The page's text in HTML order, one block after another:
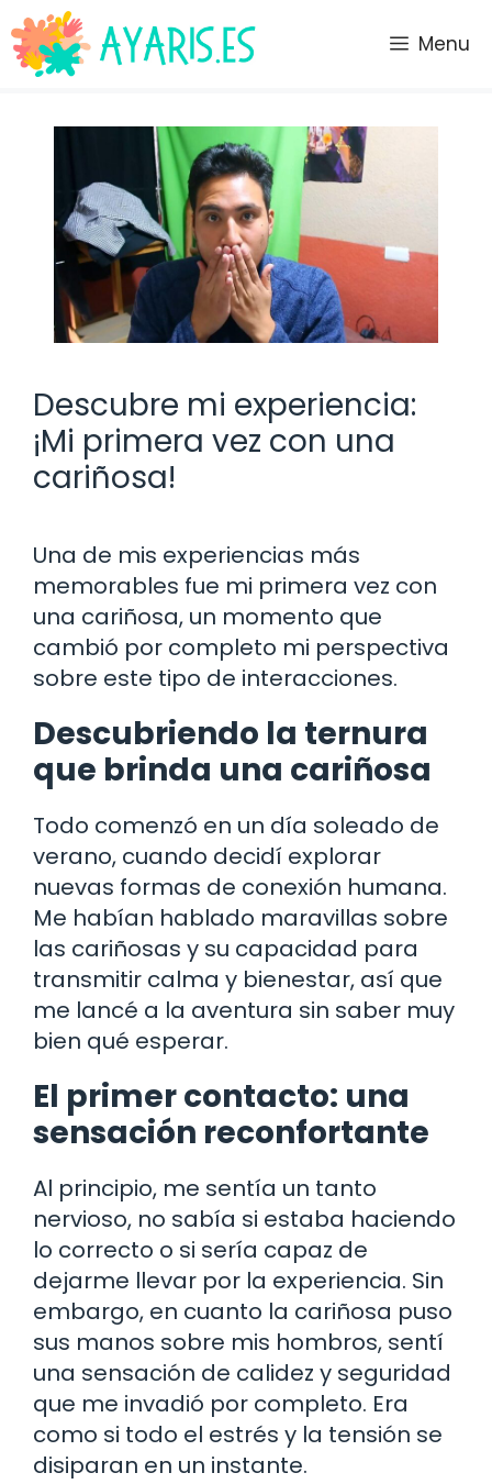
Saltar
al
contenido
Menu
Descubre mi experiencia:
¡Mi primera vez con una
cariñosa!
Una de mis experiencias más
memorables fue mi primera vez con
una cariñosa, un momento que
cambió por completo mi perspectiva
sobre este tipo de interacciones.
Descubriendo la ternura
que brinda una cariñosa
Todo comenzó en un día soleado de
verano, cuando decidí explorar
nuevas formas de conexión humana.
Me habían hablado maravillas sobre
las cariñosas y su capacidad para
transmitir calma y bienestar, así que
me lancé a la aventura sin saber muy
bien qué esperar.
El primer contacto: una
sensación reconfortante
Al principio, me sentía un tanto
nervioso, no sabía si estaba haciendo
lo correcto o si sería capaz de
dejarme llevar por la experiencia. Sin
embargo, en cuanto la cariñosa puso
sus manos sobre mis hombros, sentí
una sensación de calidez y seguridad
que me invadió por completo. Era
como si todo el estrés y la tensión se
disiparan en un instante.